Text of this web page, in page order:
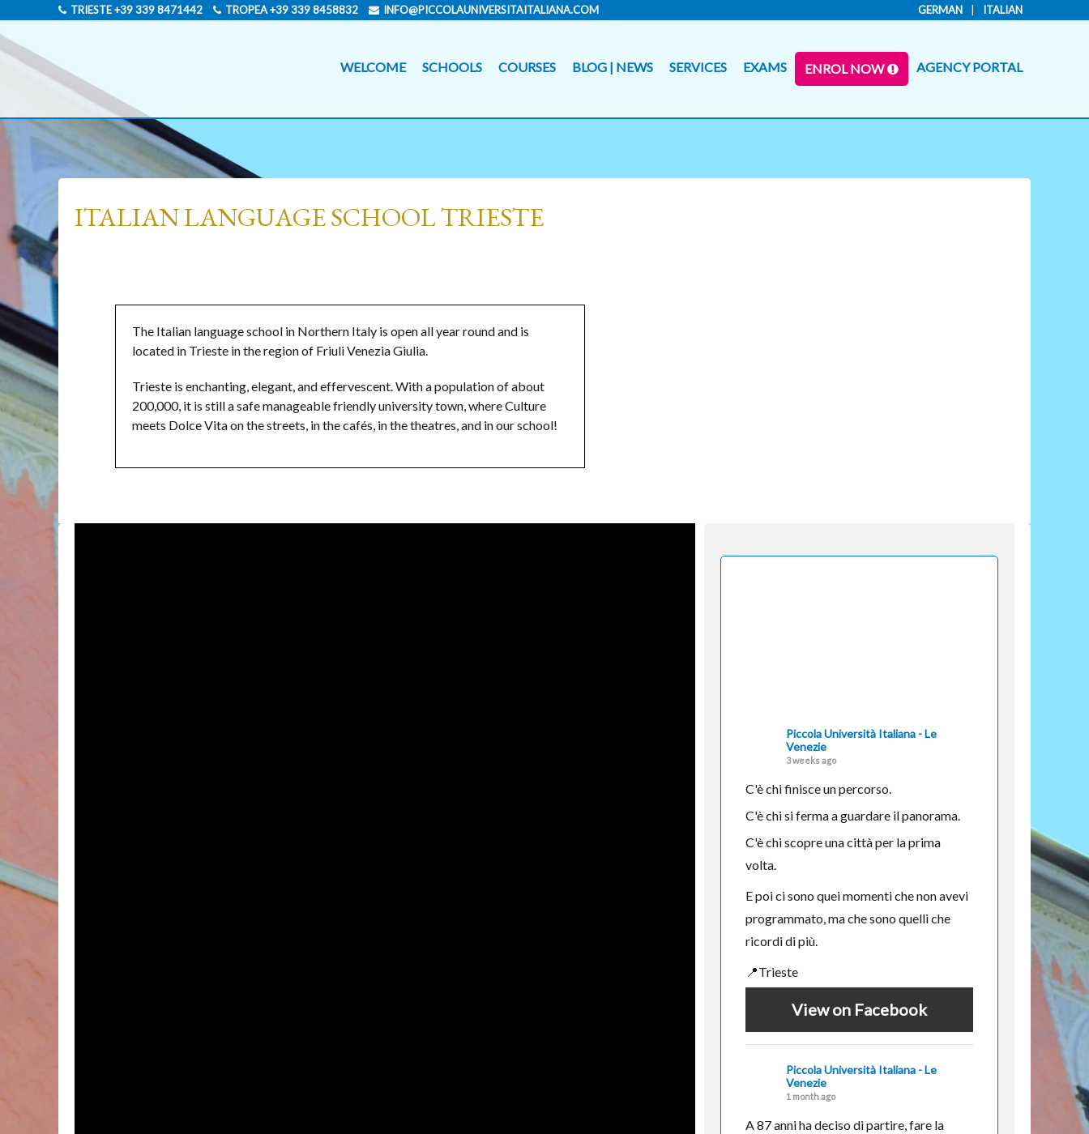
TRIESTE+39 339 8471442 TROPEA+39 339 8458832 INFO@PICCOLAUNIVERSITAITALIANA.COM GERMAN ITALIAN
WELCOME SCHOOLS COURSES BLOG | NEWS SERVICES EXAMS ENROL NOW AGENCY PORTAL
ITALIAN LANGUAGE SCHOOL TRIESTE
The Italian language school in Northern Italy is open all year round and is
located in Trieste in the region of Friuli Venezia Giulia.
Trieste is enchanting, elegant, and effervescent. With a population of about
200,000, it is still a safe manageable friendly university town, where Culture
meets Dolce Vita on the streets, in the cafés, in the theatres, and in our school!
Piccola Università Italiana - Le
Venezie
3 weeks ago
C'è chi finisce un percorso.
C'è chi si ferma a guardare il panorama.
C'è chi scopre una città per la prima
volta.
E poi ci sono quei momenti che non avevi
programmato, ma che sono quelli che
ricordi di più.
📍Trieste
View on Facebook
Piccola Università Italiana - Le
Venezie
1 month ago
A 87 anni ha deciso di partire, fare la